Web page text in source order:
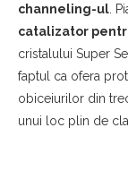
channeling-ul .
catalizator
cristalului Super
faptul ca ofera
obiceiurilor din
unui loc plin de